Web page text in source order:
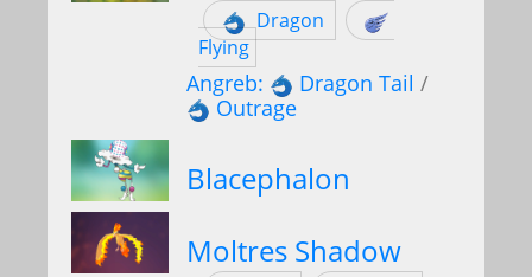
Dragon
Flying
Angreb: Dragon Tail /
Outrage
Blacephalon
Moltres Shadow